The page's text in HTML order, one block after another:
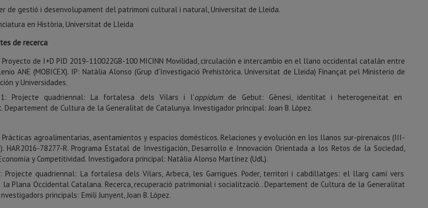
de gestió i desenvolupament del patrimoni cultural i natural, Universitat de Lleida.
en Història, Universitat de Lleida
de recerca
de I+D PID 2019-110022GB-100 MICINN Movilidad, circulación e intercambio en el llano occidental catalán entre
ANE (MOBICEX). IP: Natàlia Alonso (Grup d'Investigació Prehistòrica. Universitat de Lleida) Finançat pel Ministerio de
y Universidades.
Projecte quadriennal: La fortalesa dels Vilars i l'oppidumde Gebut: Gènesi, identitat i heterogeneïtat en
Departement de Cultura de la Generalitat de Catalunya. Investigador principal: Joan B. López.
Prácticas agroalimentarias, asentamientos y espacios domésticos. Relaciones y evolución en los llanos sur-pirenaicos (III-
HAR2016-78277-R. Programa Estatal de Investigación, Desarrollo e Innovación Orientada a los Retos de la Sociedad,
y Competitividad. Investigadora principal: Natàlia Alonso Martínez (UdL).
Projecte quadriennal: La fortalesa dels Vilars, Arbeca, les Garrigues. Poder, territori i cabdillatges: el llarg camí vers
la Plana Occidental Catalana. Recerca, recuperació patrimonial i socialització.. Departement de Cultura de la Generalitat
principals: Emili Junyent, Joan B. López.